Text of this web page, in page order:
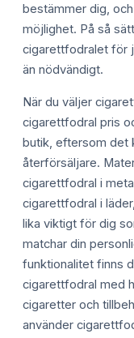
bestämmer dig,
möjlighet. På så
cigarettfodralet för
än nödvändigt.
När du väljer
cigarettfodral pris
butik, eftersom det
återförsäljare.
cigarettfodral i
cigarettfodral i
lika viktigt för dig
matchar din
funktionalitet finns
cigarettfodral med
cigaretter och
använder